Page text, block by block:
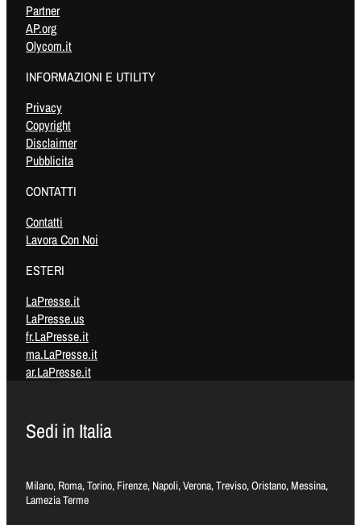
Partner
AP.org
Olycom.it
INFORMAZIONI E UTILITY
Privacy
Copyright
Disclaimer
Pubblicita
CONTATTI
Contatti
Lavora Con Noi
ESTERI
LaPresse.it
LaPresse.us
fr.LaPresse.it
ma.LaPresse.it
ar.LaPresse.it
Sedi in Italia
Milano, Roma, Torino, Firenze, Napoli, Verona, Treviso, Oristano, Messina,
Lamezia Terme